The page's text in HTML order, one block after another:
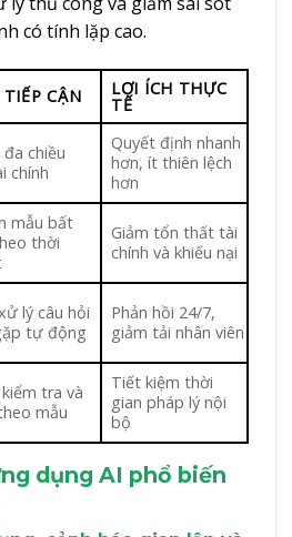
có tính lặp cao.
CẬN LỢI ÍCH THỰC
TẾ
chiều
chính
Quyết định nhanh
hơn, ít thiên lệch
hơn
mẫu bất
thời
Giảm tổn thất tài
chính và khiếu nại
lý câu hỏi
tự động
Phản hồi 24/7,
giảm tải nhân viên
tra và
mẫu
Tiết kiệm thời
gian pháp lý nội
bộ
dụng AI phổ biến